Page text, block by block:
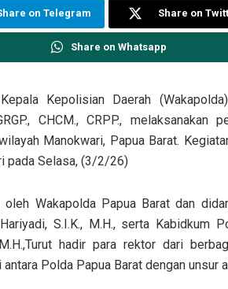
on Telegram Share on
Share on Whatsapp
Kepolisian Daerah
CHCM., CRPP., melaksanakan
Manokwari, Papua Barat.
pada Selasa, (3/2/26)
Wakapolda Papua Barat dan
S.I.K., M.H., serta Kabidkum
hadir para rektor dari
Polda Papua Barat dengan unsur